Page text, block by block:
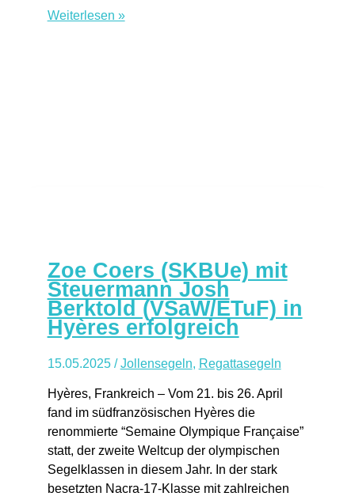
Jonathan
Weiterlesen »
Zoe Coers (SKBUe) mit
Steuermann Josh
Berktold (VSaW/ETuF) in
Hyères erfolgreich
15.05.2025 /Jollensegeln, Regattasegeln
Hyères, Frankreich – Vom 21. bis 26. April
fand im südfranzösischen Hyères die
renommierte “Semaine Olympique Française”
statt, der zweite Weltcup der olympischen
Segelklassen in diesem Jahr. In der stark
besetzten Nacra-17-Klasse mit zahlreichen